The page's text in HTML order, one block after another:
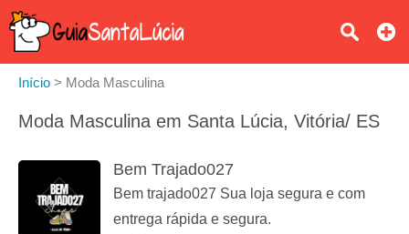
Início > Moda Masculina
Moda Masculina em Santa Lúcia, Vitória/ ES
Bem Trajado027
Bem trajado027 Sua loja segura e com
entrega rápida e segura.